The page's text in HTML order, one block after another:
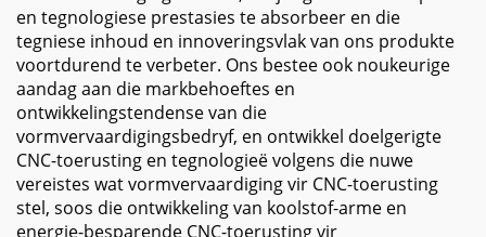
en tegnologiese prestasies te absorbeer en die
tegniese inhoud en innoveringsvlak van ons produkte
voortdurend te verbeter. Ons bestee ook noukeurige
aandag aan die markbehoeftes en
ontwikkelingstendense van die
vormvervaardigingsbedryf, en ontwikkel doelgerigte
CNC-toerusting en tegnologieë volgens die nuwe
vereistes wat vormvervaardiging vir CNC-toerusting
stel, soos die ontwikkeling van koolstof-arme en
energie-besparende CNC-toerusting vir